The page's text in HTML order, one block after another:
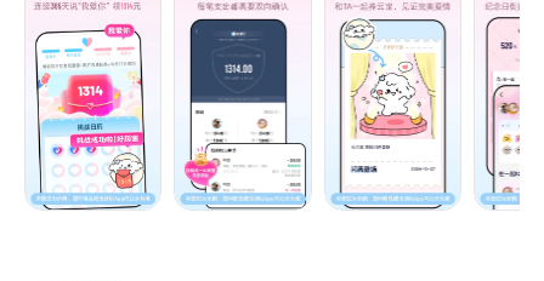
元甜蜜现金奖励！
情侣攒钱：情侣共同攒钱，助力共同目标与爱情守护！
100件小事：和TA完成爱的一件件小事，记录甜蜜瞬
间～
【情侣一起玩】
云宝：与TA一起培养专属“云宝宝”，见证爱情的成长